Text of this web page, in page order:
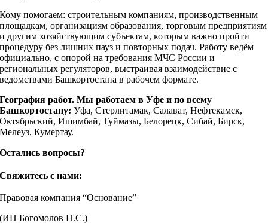
Кому помогаем: строительным компаниям, производственным
площадкам, организациям образования, торговым предприятиям
и другим хозяйствующим субъектам, которым важно пройти
процедуру без лишних пауз и повторных подач. Работу ведём
официально, с опорой на требования МЧС России и
региональных регуляторов, выстраивая взаимодействие с
ведомствами Башкортостана в рабочем формате.
География работ. Мы работаем в Уфе и по всему
Башкортостану: Уфа, Стерлитамак, Салават, Нефтекамск,
Октябрьский, Ишимбай, Туймазы, Белорецк, Сибай, Бирск,
Мелеуз, Кумертау.
Остались вопросы?
Свяжитесь с нами:
Правовая компания “Основание”
(ИП Богомолов Н.С.)